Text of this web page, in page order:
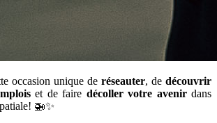
occasion unique de réseauter, de découvrir
et de faire décoller votre avenirdans
🚁✨